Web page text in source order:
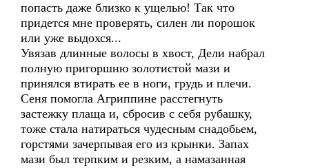
попасть даже близко к ущелью! Так что
придется мне проверять, силен ли порошок
или уже выдохся...
Увязав длинные волосы в хвост, Дели набрал
полную пригоршню золотистой мази и
принялся втирать ее в ноги, грудь и плечи.
Сеня помогла Агриппине расстегнуть
застежку плаща и, сбросив с себя рубашку,
тоже стала натираться чудесным снадобьем,
горстями зачерпывая его из крынки. Запах
мази был терпким и резким, а намазанная